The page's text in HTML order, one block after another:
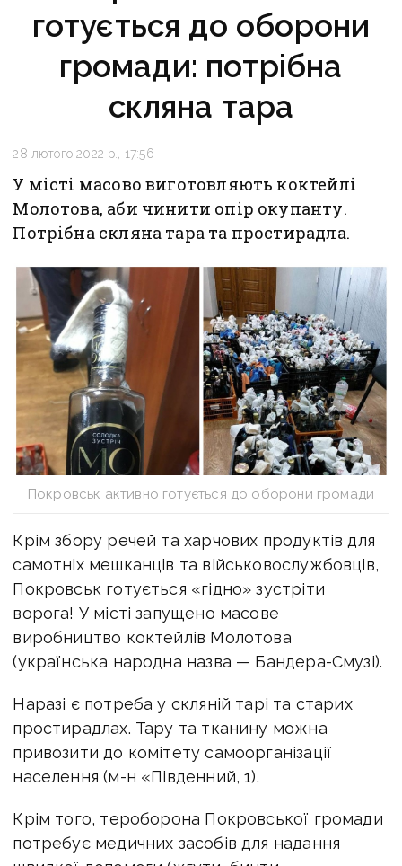
готується до оборони
громади: потрібна
скляна тара
28 лютого 2022 р., 17:56
У місті масово виготовляють коктейлі
Молотова, аби чинити опір окупанту.
Потрібна скляна тара та простирадла.
Покровськ активно готується до оборони громади
Крім збору речей та харчових продуктів для
самотніх мешканців та військовослужбовців,
Покровськ готується «гідно» зустріти
ворога! У місті запущено масове
виробництво коктейлів Молотова
(українська народна назва — Бандера-Смузі).
Наразі є потреба у скляній тарі та старих
простирадлах. Тару та тканину можна
привозити до комітету самоорганізації
населення (м-н «Південний, 1).
Крім того, тероборона Покровської громади
потребує медичних засобів для надання